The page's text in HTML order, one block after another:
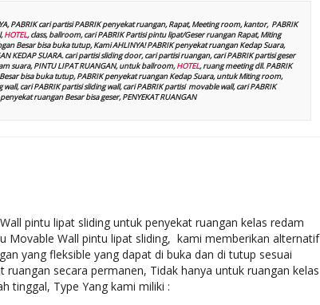
PABRIK cari partisi PABRIK penyekat ruangan, Rapat, Meeting room, kantor, PABRIK
HOTEL, class, ballroom, cari PABRIK Partisi pintu lipat/Geser ruangan Rapat, Miting
Besar bisa buka tutup, Kami AHLINYA! PABRIK penyekat ruangan Kedap Suara,
KEDAP SUARA. cari partisi sliding door, cari partisi ruangan, cari PABRIK partisi geser
suara, PINTU LIPAT RUANGAN, untuk ballroom,HOTEL, ruang meeting dll. PABRIK
bisa buka tutup, PABRIK penyekat ruangan Kedap Suara, untuk Miting room,
cari PABRIK partisi sliding wall, cari PABRIK partisi movable wall, cari PABRIK
ruangan Besar bisa geser, PENYEKAT RUANGAN
pintu lipat sliding untuk penyekat ruangan kelas redam
Movable Wall pintu lipat sliding, kami memberikan alternatif
yang fleksible yang dapat di buka dan di tutup sesuai
secara permanen, Tidak hanya untuk ruangan kelas
tinggal, Type Yang kami miliki :